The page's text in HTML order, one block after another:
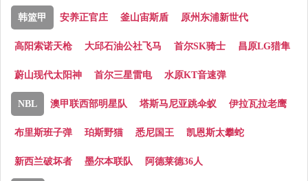
韩篮甲 安养正官庄 釜山宙斯盾 原州东浦新世代
高阳索诺天枪 大邱石油公社飞马 首尔SK骑士 昌原LG猎隼
蔚山现代太阳神 首尔三星雷电 水原KT音速弹
NBL 澳甲联西部明星队 塔斯马尼亚跳伞蚁 伊拉瓦拉老鹰
布里斯班子弹 珀斯野猫 悉尼国王 凯恩斯太攀蛇
新西兰破坏者 墨尔本联队 阿德莱德36人